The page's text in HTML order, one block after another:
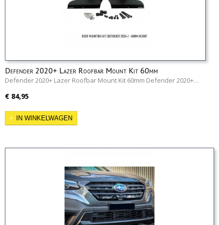
Defender 2020+ Lazer Roofbar Mount Kit 60mm
Defender 2020+ Lazer Roofbar Mount Kit 60mm Defender 2020+…
€ 84,95
IN WINKELWAGEN